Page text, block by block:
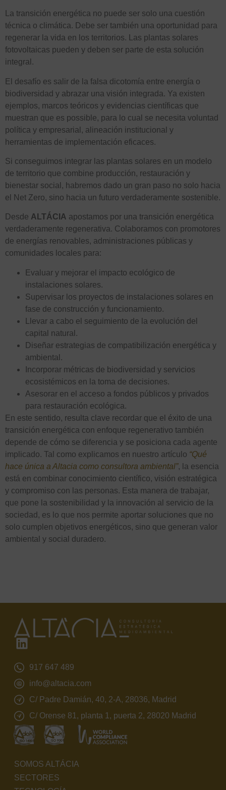
La transición energética no puede ser solo una cuestión
técnica o climática. Debe ser también una oportunidad para
regenerar la vida en los territorios. Las plantas solares
fotovoltaicas pueden y deben ser parte de esta solución
integral.
El desafío es salir de la falsa dicotomía entre energía o
biodiversidad y abrazar una visión integrada. Ya existen
ejemplos, marcos teóricos y evidencias científicas que
muestran que es possible, para lo cual se necesita voluntad
política y empresarial, alineación institucional y
herramientas de implementación eficaces.
Si conseguimos integrar las plantas solares en un modelo
de territorio que combine producción, restauración y
bienestar social, habremos dado un gran paso no solo hacia
el Net Zero, sino hacia un futuro verdaderamente sostenible.
Desde ALTÁCIA apostamos por una transición energética
verdaderamente regenerativa. Colaboramos con promotores
de energías renovables, administraciones públicas y
comunidades locales para:
Evaluar y mejorar el impacto ecológico de
instalaciones solares.
Supervisar los proyectos de instalaciones solares en
fase de construcción y funcionamiento.
Llevar a cabo el seguimiento de la evolución del
capital natural.
Diseñar estrategias de compatibilización energética y
ambiental.
Incorporar métricas de biodiversidad y servicios
ecosistémicos en la toma de decisiones.
Asesorar en el acceso a fondos públicos y privados
para restauración ecológica.
En este sentido, resulta clave recordar que el éxito de una
transición energética con enfoque regenerativo también
depende de cómo se diferencia y se posiciona cada agente
implicado. Tal como explicamos en nuestro artículo “Qué
hace única a Altacia como consultora ambiental”, la esencia
está en combinar conocimiento científico, visión estratégica
y compromiso con las personas. Esta manera de trabajar,
que pone la sostenibilidad y la innovación al servicio de la
sociedad, es lo que nos permite aportar soluciones que no
solo cumplen objetivos energéticos, sino que generan valor
ambiental y social duradero.
917 647 489
info@altacia.com
C/ Padre Damián, 40, 2-A, 28036, Madrid
C/ Orense 81, planta 1, puerta 2, 28020 Madrid
SOMOS ALTÁCIA
SECTORES